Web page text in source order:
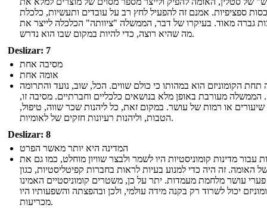
ספציפיות. אמנם זה להפעיל לחץ רב על עובדים ותעשיות, כלכלת
גברה מאוד. בעיקרו של דבר, הממשלה "ציוותה" הכלכלה לייצר את
מה שהיא רוצה, כדי להיות במקום שבו הוא נדרש.
Deslizar: 7
מסיבה אחת
אומה אחת
תחת הקומוניזם הוא במהותו כי כולם שווים. הכל, שוב, נועד והתרומה
הממשלה מעורבת באופן מלא בנושאים כלכליים וחברתיים. מסיבה זו,
שיעורים או רמות של עושר. במקום זאת, כל ליהנות שכר שווה, טיפול,
הטבות, וליהנות רעיונות חזקים של לאומיות.
Deslizar: 8
המדינה היא יותר מאשר הפרט
עבור מדינות קומוניסטיות היו לשמר ולבצר שוויון מוחלט, כמו גם את
האומה. זה היה כדי למנוע בעיות לראות בחברות קפיטליסטיות, כגון
פערי עושר מלחמת מעמדות. יתר על כן, משטרים קומוניסטיים האמינו
יכול לשרוד רק בקנה מידה עולמי, ולכן ובהפצתה והשפעותיו היו
מכריעות.